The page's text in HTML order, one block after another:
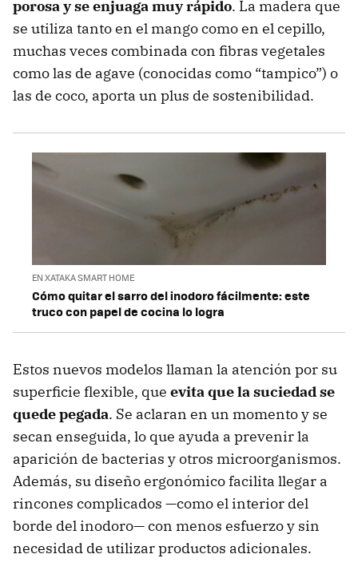
porosa y se enjuaga muy rápido. La madera que
se utiliza tanto en el mango como en el cepillo,
muchas veces combinada con fibras vegetales
como las de agave (conocidas como “tampico”) o
las de coco, aporta un plus de sostenibilidad.
EN XATAKA SMART HOME
Cómo quitar el sarro del inodoro fácilmente: este
truco con papel de cocina lo logra
Estos nuevos modelos llaman la atención por su
superficie flexible, que evita que la suciedad se
quede pegada. Se aclaran en un momento y se
secan enseguida, lo que ayuda a prevenir la
aparición de bacterias y otros microorganismos.
Además, su diseño ergonómico facilita llegar a
rincones complicados —como el interior del
borde del inodoro— con menos esfuerzo y sin
necesidad de utilizar productos adicionales.